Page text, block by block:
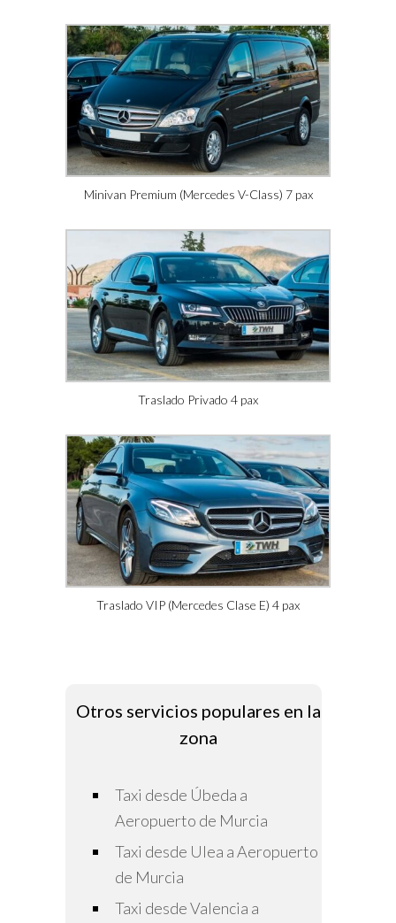
Minivan Premium (Mercedes V-Class) 7 pax
Traslado Privado 4 pax
Traslado VIP (Mercedes Clase E) 4 pax
Otros servicios populares en la
zona
Taxi desde Úbeda a
Aeropuerto de Murcia
Taxi desde Ulea a Aeropuerto
de Murcia
Taxi desde Valencia a